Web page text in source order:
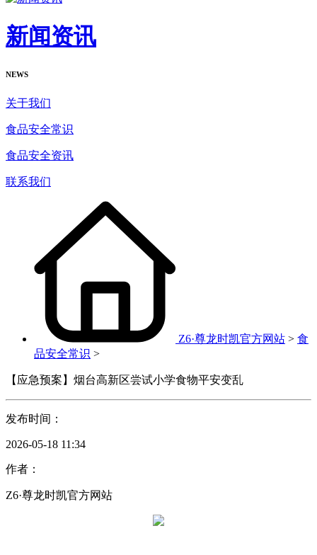
新闻资讯
NEWS
关于我们
食品安全常识
食品安全资讯
联系我们
Z6·尊龙时凯官方网站 > 食
品安全常识 >
【应急预案】烟台高新区尝试小学食物平安变乱
发布时间：
2026-05-18 11:34
作者：
Z6·尊龙时凯官方网站